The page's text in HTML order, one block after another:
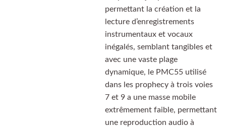
permettant la création et la
lecture d’enregistrements
instrumentaux et vocaux
inégalés, semblant tangibles et
avec une vaste plage
dynamique, le PMC55 utilisé
dans les prophecy à trois voies
7 et 9 a une masse mobile
extrêmement faible, permettant
une reproduction audio à